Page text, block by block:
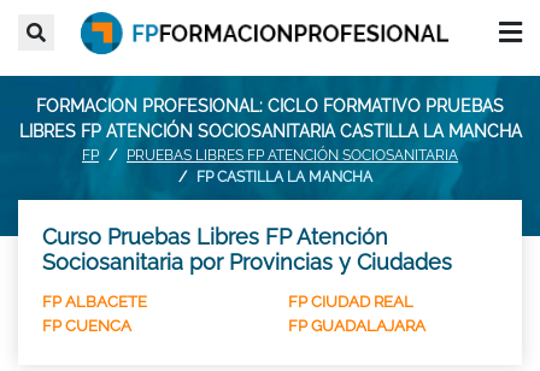
FORMACION PROFESIONAL: CICLO FORMATIVO PRUEBAS
LIBRES FP ATENCIÓN SOCIOSANITARIA CASTILLA LA MANCHA
FP
PRUEBAS LIBRES FP ATENCIÓN SOCIOSANITARIA
FP CASTILLA LA MANCHA
Curso Pruebas Libres FP Atención
Sociosanitaria por Provincias y Ciudades
FP ALBACETE
FP CIUDAD REAL
FP CUENCA
FP GUADALAJARA